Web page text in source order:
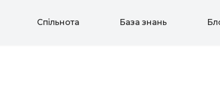
Спільнота База знань